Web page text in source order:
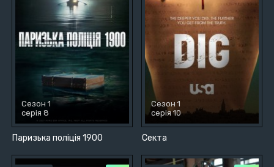
Паризька поліція 1900
Сезон 1
серія 8
Секта
Сезон 1
серія 10